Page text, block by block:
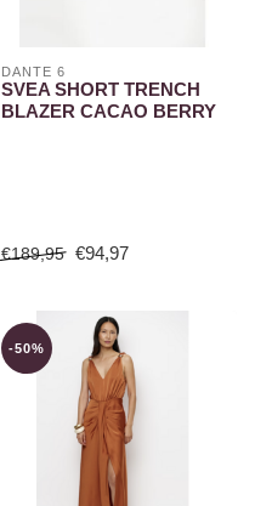
DANTE 6
SVEA SHORT TRENCH
BLAZER CACAO BERRY
€189,95 €94,97
-50%